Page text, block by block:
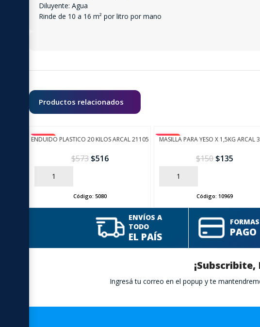
Diluyente: Agua
Rinde de 10 a 16 m² por litro por mano
Productos relacionados
-10%
ENDUIDO PLASTICO 20 KILOS ARCAL 21105
$573 $516
AÑADIR
Código:5080
-10%
MASILLA PARA YESO X 1,5KG ARCAL
$150 $135
AÑADIR
Código:10969
ENVÍOS A
TODO
EL PAÍS PAGO
¡Subscribite,
Ingresá tu correo en el popup y te